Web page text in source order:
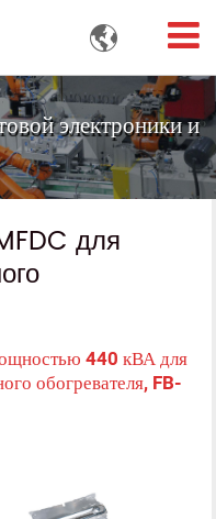

электроники и
для
440 кВА для
обогревателя, FB-